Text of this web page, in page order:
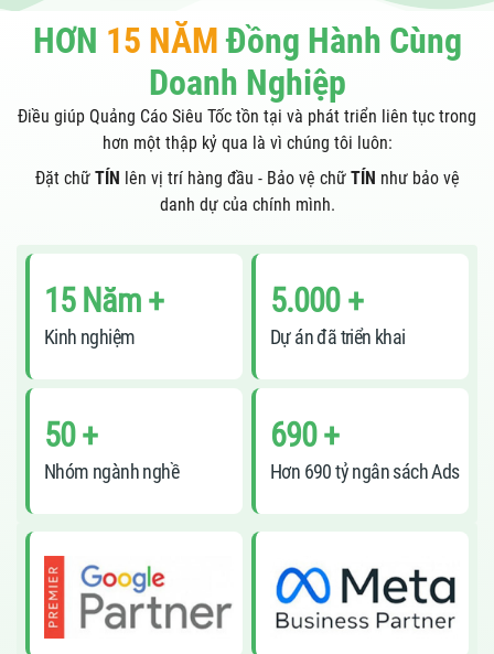
HƠN 15 NĂMĐồng Hành Cùng
Doanh Nghiệp
Điều giúp Quảng Cáo Siêu Tốc tồn tại và phát triển liên tục trong
hơn một thập kỷ qua là vì chúng tôi luôn:
Đặt chữ TÍN lên vị trí hàng đầu - Bảo vệ chữ TÍN như bảo vệ
danh dự của chính mình.
15 Năm +
Kinh nghiệm
5.000 +
Dự án đã triển khai
50 +
Nhóm ngành nghề
690 +
Hơn 690 tỷ ngân sách Ads